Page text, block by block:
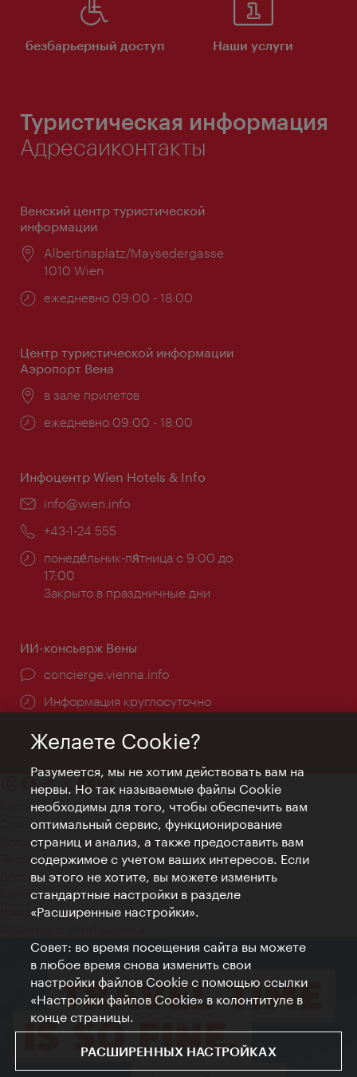
безбарьерный доступ Наши услуги
Туристическая информация
Адресаиконтакты
Венский центр туристической
информации
Расположение:
Albertinaplatz/Maysedergasse
1010 Wien
Часы
ежедневно 09:00 - 18:00
Центр туристической информации
Аэропорт Вена
Расположение:
в зале прилетов
Часы
ежедневно 09:00 - 18:00
Инфоцентр Wien Hotels & Info
Эл.
info@wien.info
Телефон:
+43-1-24 555
Часы
работы:
понеде́льник-пя́тница с 9:00 до
17:00
Закрыто в праздничные дни
ИИ-консьерж Вены
concierge.vienna.info
Информация круглосуточно
Контакт
Credits
Положение о конфиденциальности
Terms of Use
Доступность
Контакты для прессы
Настройки файлов Cookie
Желаете Cookie?
Разумеется, мы не хотим действовать вам на
нервы. Но так называемые файлы Cookie
необходимы для того, чтобы обеспечить вам
оптимальный сервис, функционирование
страниц и анализ, а также предоставить вам
содержимое с учетом ваших интересов. Если
вы этого не хотите, вы можете изменить
стандартные настройки в разделе
«Расширенные настройки».
Совет: во время посещения сайта вы можете
в любое время снова изменить свои
настройки файлов Cookie с помощью ссылки
«Настройки файлов Cookie» в колонтитуле в
конце страницы.
РАСШИРЕННЫХ НАСТРОЙКАХ